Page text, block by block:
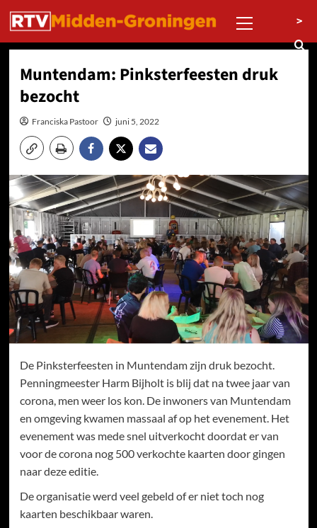
naar
inhoud
menu
>
Muntendam: Pinksterfeesten druk
bezocht
Franciska Pastoor juni 5, 2022
De Pinksterfeesten in Muntendam zijn druk bezocht.
Penningmeester Harm Bijholt is blij dat na twee jaar van
corona, men weer los kon. De inwoners van Muntendam
en omgeving kwamen massaal af op het evenement. Het
evenement was mede snel uitverkocht doordat er van
voor de corona nog 500 verkochte kaarten door gingen
naar deze editie.
De organisatie werd veel gebeld of er niet toch nog
kaarten beschikbaar waren.